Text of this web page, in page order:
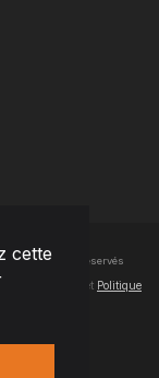
cette
droits sont réservés
d'utilisation et Politique